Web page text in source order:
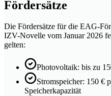
Fördersätze
Die Fördersätze für die EAG-
IZV-Novelle vom Januar 2026
gelten:
Photovoltaik: bis zu
Stromspeicher: 150 €
Speicherkapazität